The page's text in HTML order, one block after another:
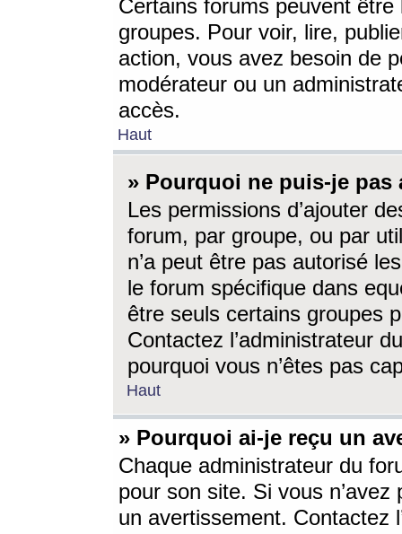
Certains forums peuvent être
groupes. Pour voir, lire,
action, vous avez besoin de
modérateur ou un
accès.
Haut
» Pourquoi ne puis-je
Les permissions d’ajouter
forum, par groupe, ou par
n’a peut être pas autorisé
le forum spécifique dans
être seuls certains groupes
Contactez l’administrateur
pourquoi vous n’êtes pas
Haut
» Pourquoi ai-je reçu un
Chaque administrateur du
pour son site. Si vous
un avertissement. Contactez